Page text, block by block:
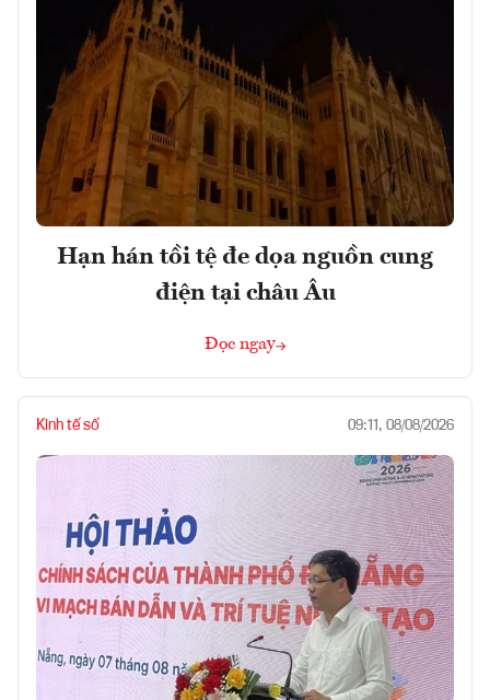
Hạn hán tồi tệ đe dọa nguồn cung
điện tại châu Âu
Đọc ngay
Kinh tế số 09:11, 08/08/2026